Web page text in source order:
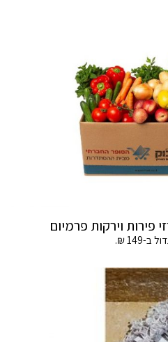
וירקות פרמיום